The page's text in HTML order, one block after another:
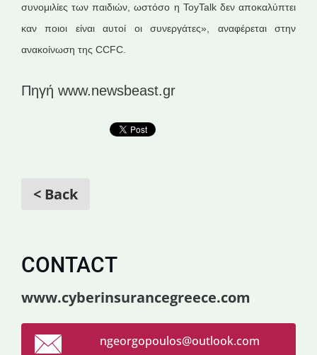
συνομιλίες των παιδιών, ωστόσο η ToyTalk δεν αποκαλύπτει
καν ποιοι είναι αυτοί οι συνεργάτες», αναφέρεται στην
ανακοίνωση της CCFC.
Πηγή www.newsbeast.gr
< Back
CONTACT
www.cyberinsurancegreece.com
ngeorgopoulos@outlook.com